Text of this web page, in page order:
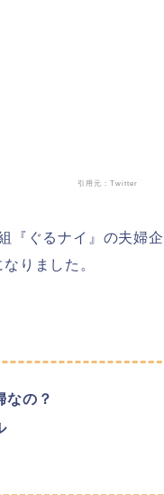
引用元：Twitter
『ぐるナイ』の夫婦
りました。
なの？